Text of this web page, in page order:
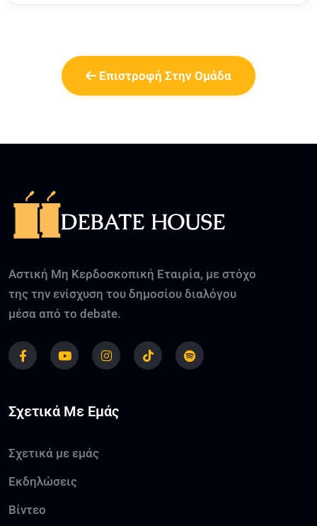
Επιστροφή Στην Ομάδα
Αστική Μη Κερδοσκοπική Εταιρία, με στόχο
της την ενίσχυση του δημοσίου διαλόγου
μέσα από το debate.
Σχετικά Με Εμάς
Σχετικά με εμάς
Εκδηλώσεις
Βίντεο